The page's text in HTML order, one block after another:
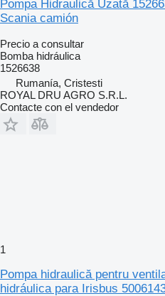
Pompa Hidraulică Uzată
Scania camión
Precio a consultar
Bomba hidráulica
1526638
Rumanía, Cristesti
ROYAL DRU AGRO S.R.L.
Contacte con el vendedor
1
Pompa hidraulică pentru
hidráulica para Irisbus